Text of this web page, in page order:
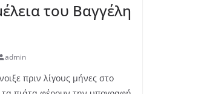
του Βαγγέλη
admin
πριν λίγους μήνες στο